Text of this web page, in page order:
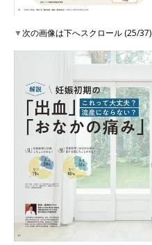
▼次の画像は下へスクロール (25/37)